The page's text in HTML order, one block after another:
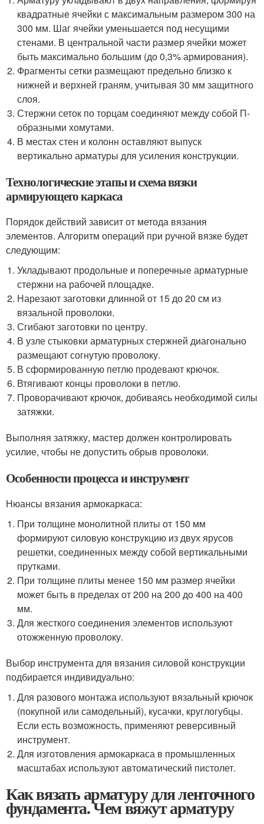
квадратные ячейки с максимальным размером 300 на
300 мм. Шаг ячейки уменьшается под несущими
стенами. В центральной части размер ячейки может
быть максимально большим (до 0,3% армирования).
Фрагменты сетки размещают предельно близко к
нижней и верхней граням, учитывая 30 мм защитного
слоя.
Стержни сеток по торцам соединяют между собой П-
образными хомутами.
В местах стен и колонн оставляют выпуск
вертикально арматуры для усиления конструкции.
Технологические этапы и схема вязки
армирующего каркаса
Порядок действий зависит от метода вязания
элементов. Алгоритм операций при ручной вязке будет
следующим:
Укладывают продольные и поперечные арматурные
стержни на рабочей площадке.
Нарезают заготовки длинной от 15 до 20 см из
вязальной проволоки.
Сгибают заготовки по центру.
В узле стыковки арматурных стержней диагонально
размещают согнутую проволоку.
В сформированную петлю продевают крючок.
Втягивают концы проволоки в петлю.
Проворачивают крючок, добиваясь необходимой силы
затяжки.
Выполняя затяжку, мастер должен контролировать
усилие, чтобы не допустить обрыв проволоки.
Особенности процесса и инструмент
Нюансы вязания армокаркаса:
При толщине монолитной плиты от 150 мм
формируют силовую конструкцию из двух ярусов
решетки, соединенных между собой вертикальными
прутками.
При толщине плиты менее 150 мм размер ячейки
может быть в пределах от 200 на 200 до 400 на 400
мм.
Для жесткого соединения элементов используют
отожженную проволоку.
Выбор инструмента для вязания силовой конструкции
подбирается индивидуально:
Для разового монтажа используют вязальный крючок
(покупной или самодельный), кусачки, круглогубцы.
Если есть возможность, применяют реверсивный
инструмент.
Для изготовления армокаркаса в промышленных
масштабах используют автоматический пистолет.
Как вязать арматуру для ленточного
фундамента. Чем вяжут арматуру